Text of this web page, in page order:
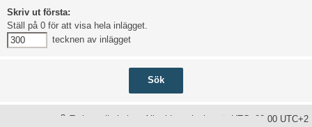
Skriv ut första:
Ställ på 0 för att visa hela inlägget.
tecknen av inlägget
Alla tidsangivelser är UTC+02:00 UTC+2
Ta bort alla kakor